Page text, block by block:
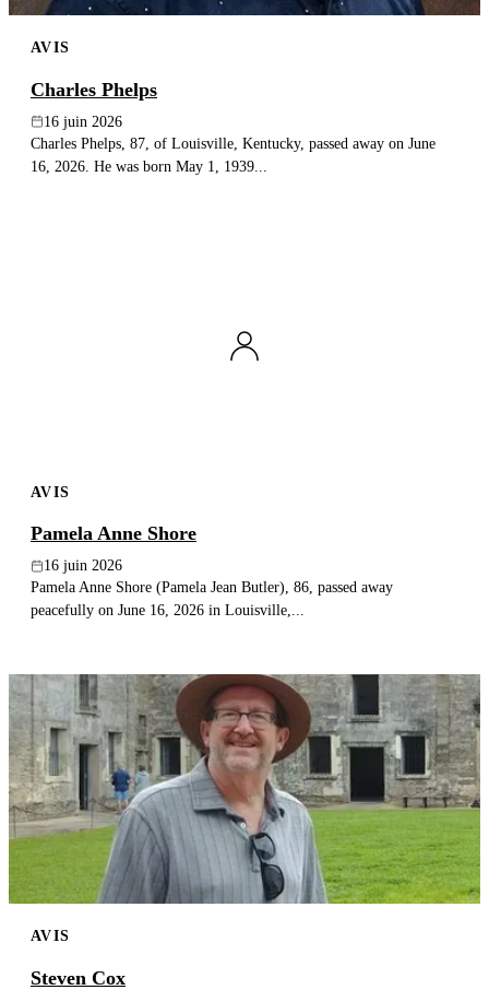
AVIS
Charles Phelps
16 juin 2026
Charles Phelps, 87, of Louisville, Kentucky, passed away on June
16, 2026. He was born May 1, 1939...
AVIS
Pamela Anne Shore
16 juin 2026
Pamela Anne Shore (Pamela Jean Butler), 86, passed away
peacefully on June 16, 2026 in Louisville,...
AVIS
Steven Cox